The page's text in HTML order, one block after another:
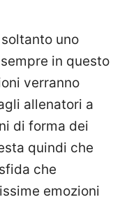
uno
in questo
verranno
allenatori a
di forma dei
quindi che
che
emozioni